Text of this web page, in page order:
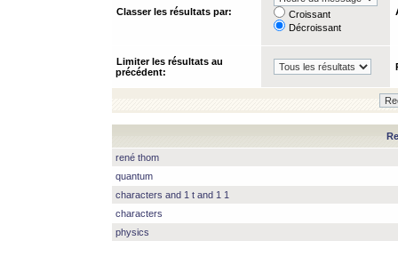
Classer les résultats par:
Croissant
Décroissant
Limiter les résultats au
précédent:
rené thom
quantum
characters and 1 t and 1 1
characters
physics